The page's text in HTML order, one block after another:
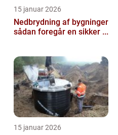
15 januar 2026
Nedbrydning af bygninger
sådan foregår en sikker ...
15 januar 2026